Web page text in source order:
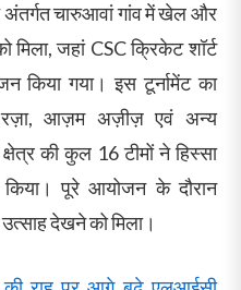
चारुआवां गांव में खेल और
मिला, जहां CSC क्रिकेट शॉर्ट
किया गया। इस टूर्नामेंट का
आज़म अज़ीज़ एवं अन्य
क्षेत्र की कुल 16 टीमों ने हिस्सा
पूरे आयोजन के दौरान
देखने को मिला।